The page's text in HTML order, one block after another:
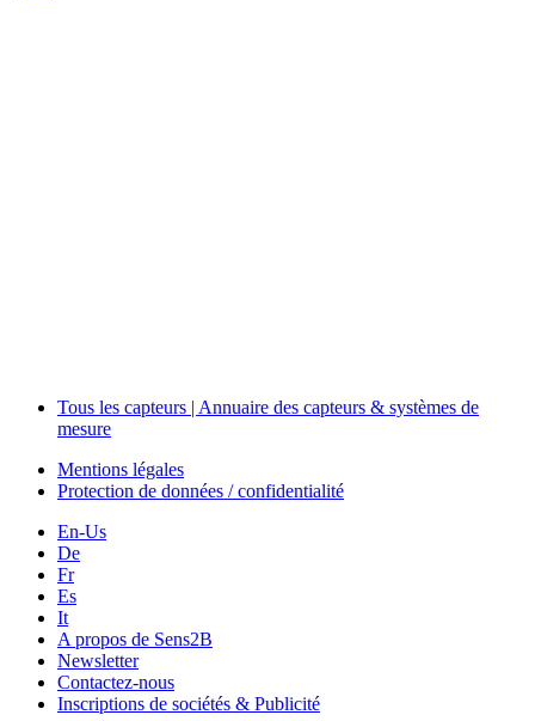
Tous les capteurs | Annuaire des capteurs & systèmes de
mesure
Mentions légales
Protection de données / confidentialité
En-Us
De
Fr
Es
It
A propos de Sens2B
Newsletter
Contactez-nous
Inscriptions de sociétés & Publicité